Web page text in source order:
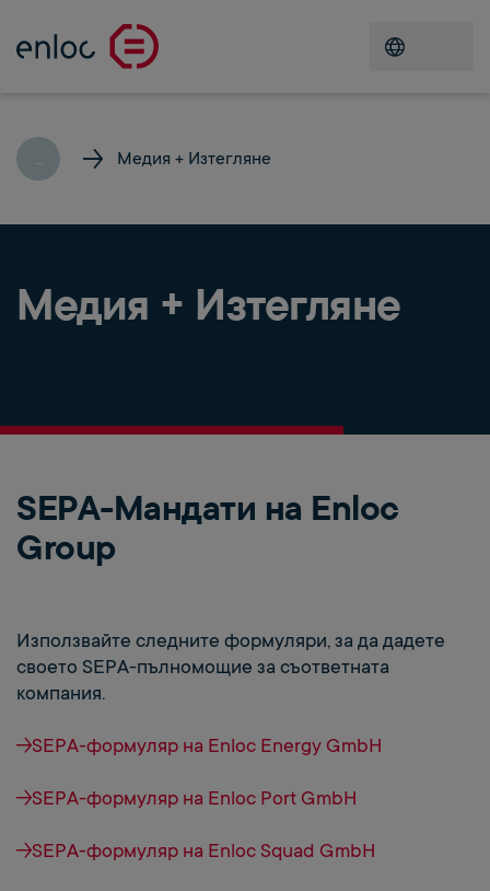
... Медия + Изтегляне
Медия + Изтегляне
SEPA-Мандати на Enloc
Group
Използвайте следните формуляри, за да дадете
своето SEPA-пълномощие за съответната
компания.
SEPA-формуляр на Enloc Energy GmbH
SEPA-формуляр на Enloc Port GmbH
SEPA-формуляр на Enloc Squad GmbH